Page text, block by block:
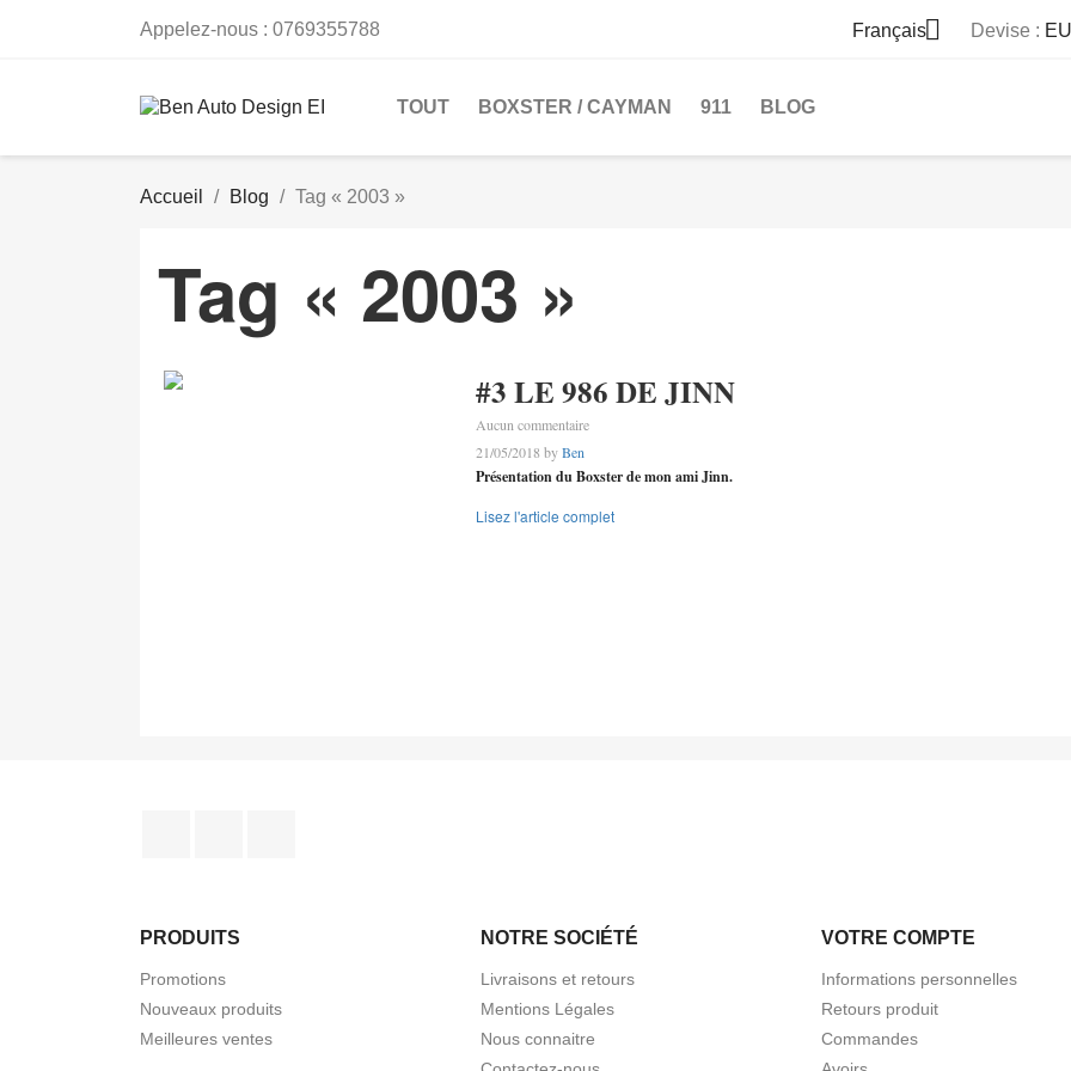
Appelez-nous : 0769355788 Français Devise :
TOUT BOXSTER / CAYMAN 911 BLOG
Accueil Blog Tag « 2003 »
Tag « 2003 »
#3 LE 986 DE JINN
Aucun commentaire
21/05/2018 byBen
Présentation du Boxster de mon ami Jinn.
Lisez l'article complet
PRODUITS
Promotions
Nouveaux produits
Meilleures ventes
NOTRE SOCIÉTÉ
Livraisons et retours
Mentions Légales
Nous connaitre
VOTRE COMPTE
Informations personnelles
Retours produit
Commandes